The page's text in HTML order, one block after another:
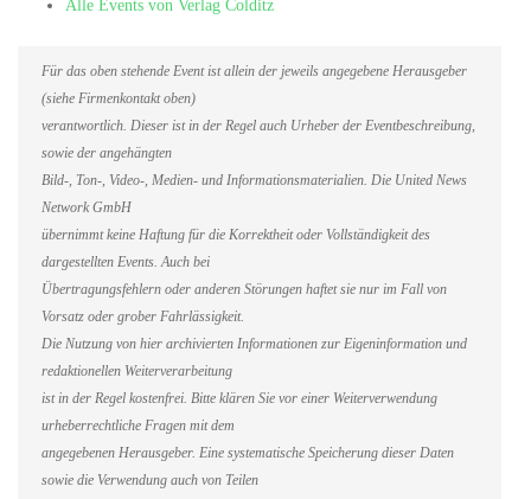
Alle Events von Verlag Colditz
Für das oben stehende Event ist allein der jeweils angegebene Herausgeber
(siehe Firmenkontakt oben)
verantwortlich. Dieser ist in der Regel auch Urheber der Eventbeschreibung,
sowie der angehängten
Bild-, Ton-, Video-, Medien- und Informationsmaterialien. Die United News
Network GmbH
übernimmt keine Haftung für die Korrektheit oder Vollständigkeit des
dargestellten Events. Auch bei
Übertragungsfehlern oder anderen Störungen haftet sie nur im Fall von
Vorsatz oder grober Fahrlässigkeit.
Die Nutzung von hier archivierten Informationen zur Eigeninformation und
redaktionellen Weiterverarbeitung
ist in der Regel kostenfrei. Bitte klären Sie vor einer Weiterverwendung
urheberrechtliche Fragen mit dem
angegebenen Herausgeber. Eine systematische Speicherung dieser Daten
sowie die Verwendung auch von Teilen